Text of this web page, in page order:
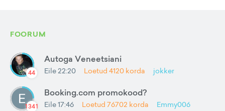
FOORUM
44
Autoga Veneetsiani
Eile 22:20 Loetud 4120 korda jokker
1341
Booking.com promokood?
Eile 17:46 Loetud 76702 korda Emmy006